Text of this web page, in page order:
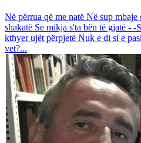
Në përrua që me natë Në sup
shakatë Se mikja s'ta bën të gjatë - -
kthyer ujët përpjetë Nuk e di si e
vet?...